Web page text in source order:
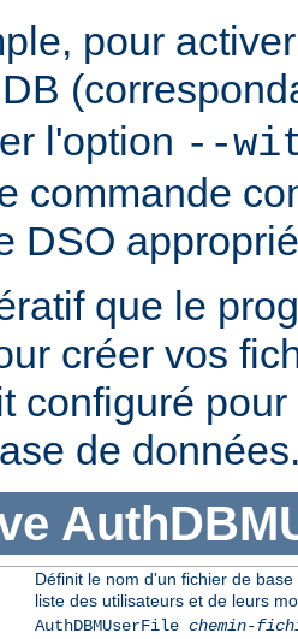
pour
l'option --
commande
DSO
que le
créer vos
configuré
de
Définit le nom d'un fichier de
liste des utilisateurs et de leurs
AuthDBMUserFile chemin-